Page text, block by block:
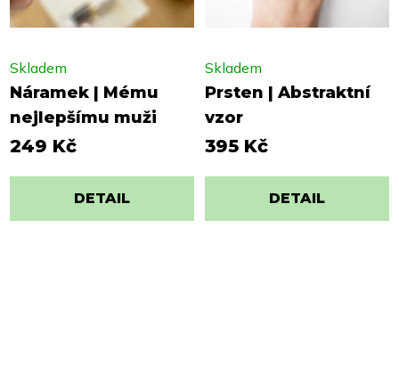
Náramek | Mému
nejlepšímu muži
Skladem
249 Kč
DETAIL
Prsten | Abstraktní
vzor
Skladem
395 Kč
DETAIL